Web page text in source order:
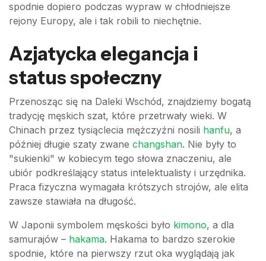
spodnie dopiero podczas wypraw w chłodniejsze
rejony Europy, ale i tak robili to niechętnie.
Azjatycka elegancja i
status społeczny
Przenosząc się na Daleki Wschód, znajdziemy bogatą
tradycję męskich szat, które przetrwały wieki. W
Chinach przez tysiąclecia mężczyźni nosili hanfu, a
później długie szaty zwane changshan. Nie były to
"sukienki" w kobiecym tego słowa znaczeniu, ale
ubiór podkreślający status intelektualisty i urzędnika.
Praca fizyczna wymagała krótszych strojów, ale elita
zawsze stawiała na długość.
W Japonii symbolem męskości było kimono, a dla
samurajów – hakama. Hakama to bardzo szerokie
spodnie, które na pierwszy rzut oka wyglądają jak